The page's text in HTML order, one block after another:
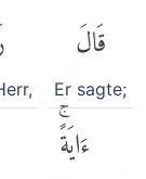
قَالَ
Er sagte;
ءَايَةًۚ